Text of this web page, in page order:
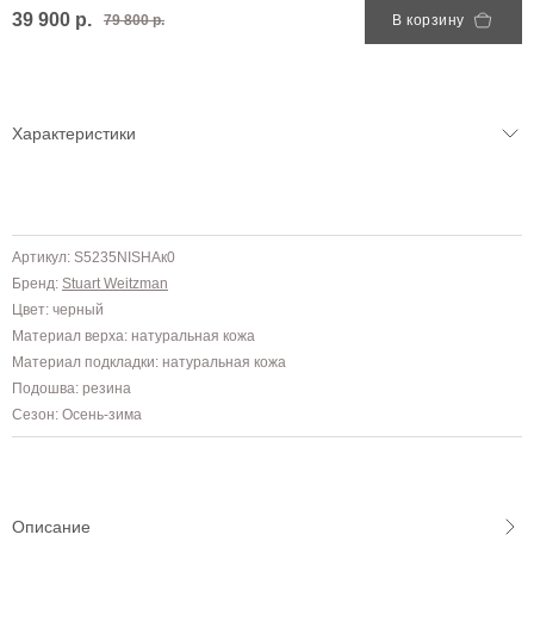
39 900 р. 79 800 р. В корзину
Характеристики
Артикул: S5235NISHAк0
Бренд: Stuart Weitzman
Цвет: черный
Материал верха: натуральная кожа
Материал подкладки: натуральная кожа
Подошва: резина
Сезон: Осень-зима
Описание